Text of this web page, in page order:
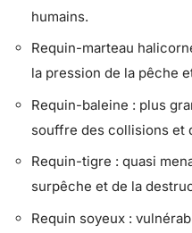
humains.
Requin-marteau
la pression de la pêche
Requin-baleine : plus
souffre des collisions et
Requin-tigre : quasi
surpêche et de la
Requin soyeux :